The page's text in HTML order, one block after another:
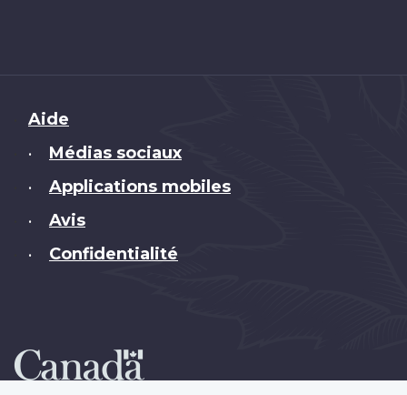
Brand
Aide
• Médias sociaux
• Applications mobiles
• Avis
• Confidentialité